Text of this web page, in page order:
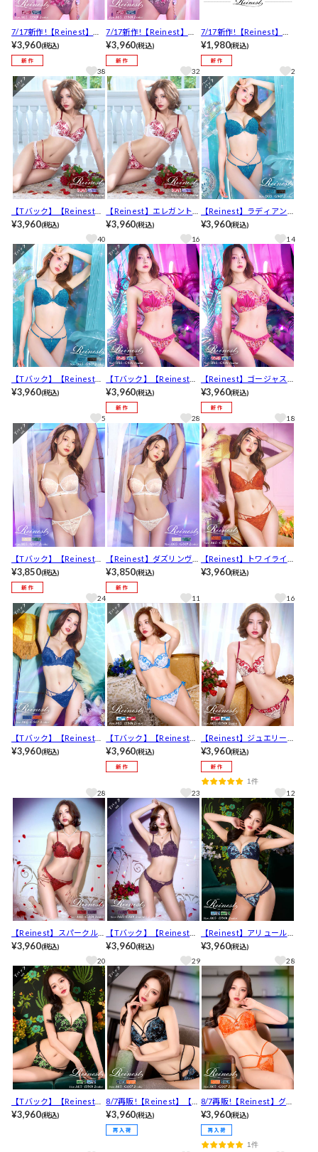
7/17新作!【Reinest】ミ
スティックフラワーブル
ームブラジャー&バック透
けフルバックショーツ[推
し]
¥3,960(税込)
38
7/17新作!【Reinest】ミ
スティックフラワーブル
ームブラジャー&バック透
けTバックショーツ[推し]
¥3,960(税込)
32
7/17新作!【Reinest】ミ
スティックフラワーブル
ームバック透け選べるシ
ョーツ[おそろいショーツ]
¥1,980(税込)
2
【Tバック】【Reinest】
エレガントリリーブルー
ムブラジャー&バック透け
Tバックショーツ[推し]
¥3,960(税込)
40
【Reinest】エレガントリ
リーブルームブラジャー&
バック透けフルバックシ
ョーツ[推し]
¥3,960(税込)
16
【Reinest】ラディアント
フルールレースブラジャ
ー&バック透けハーフバッ
クショーツ[推し]
¥3,960(税込)
14
【Tバック】【Reinest】
ラディアントフルールレ
けTバックショーツ[推し]
¥3,960(税込)
5
【Tバック】【Reinest】
ゴージャスビビッドフラ
ワーブラジャー&バック透
けTバックショーツ[推し]
¥3,960(税込)
28
【Reinest】ゴージャスビ
ビッドフラワーブラジャ
ー&バック透けフルバック
ショーツ[推し]
¥3,960(税込)
18
【Tバック】【Reinest】
ダズリンヴィーナスコー
ドブラジャー＆バック透
けTバックショーツ[推し]
¥3,850(税込)
24
【Reinest】ダズリンヴィ
ーナスコードブラジャー
＆バック透けフルバック
ショーツ[推し]
¥3,850(税込)
11
【Reinest】トワイライト
クロスコードブラジャー&
¥3,960(税込)
16
【Tバック】【Reinest】
トワイライトクロスコー
¥3,960(税込)
28
【Tバック】【Reinest】
ジュエリービビッドエン
ブロイダリーブラジャー&
バック透けサイド紐Tバッ
¥3,960(税込)
23
【Reinest】ジュエリービ
ビッドエンブロイダリー
ブラジャー&バック透けサ
イド紐フルバックショー
ツ[推し]
¥3,960(税込)
1件
12
【Reinest】スパークルロ
ーズエンブロイダリーブ
ラジャー&バック透けフル
バックショーツ[推し]
¥3,960(税込)
20
【Tバック】【Reinest】
スパークルローズエンブ
ロイダリーブラジャー&バ
ック透けTバックショーツ
[推し]
¥3,960(税込)
29
【Reinest】アリュールジ
ュエリーブロッサムブラ
ジャー&バック透けフルバ
ックショーツ[推し]
¥3,960(税込)
28
【Tバック】【Reinest】
アリュールジュエリーブ
¥3,960(税込)
8/7再販!【Reinest】【T
バック】グラマラスフル
ールコードブラジャー&バ
ック透けTバックショーツ
¥3,960(税込)
8/7再販!【Reinest】グラ
マラスフルールコードブ
ラジャー&バック透けフル
バックショーツ[推し]
¥3,960(税込)
1件